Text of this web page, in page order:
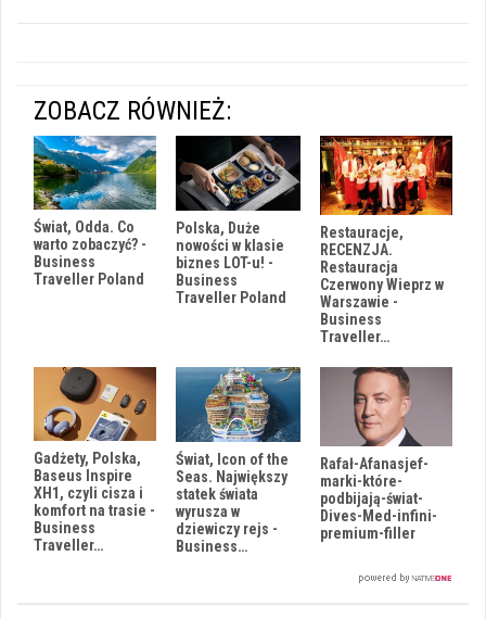
ZOBACZ RÓWNIEŻ:
Świat, Odda. Co
warto zobaczyć? -
Business
Traveller Poland
Polska, Duże
nowości w klasie
biznes LOT-u! -
Business
Traveller Poland
Restauracje,
RECENZJA.
Restauracja
Czerwony Wieprz w
Warszawie -
Business
Traveller…
Gadżety, Polska,
Baseus Inspire
XH1, czyli cisza i
komfort na trasie -
Business
Traveller…
Świat, Icon of the
Seas. Największy
statek świata
wyrusza w
dziewiczy rejs -
Business…
Rafał-Afanasjef-
marki-które-
podbijają-świat-
Dives-Med-infini-
premium-filler